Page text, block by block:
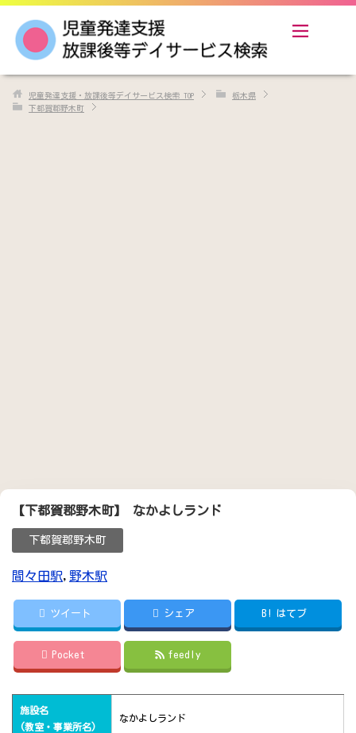
児童発達支援・放課後等デイサービス検索 TOP
栃木県
下都賀郡野木町
【下都賀郡野木町】 なかよしランド
下都賀郡野木町
間々田駅, 野木駅
ツイート シェア B! はてブ
Pocket feedly
施設名
(教室・事業所名)
なかよしランド